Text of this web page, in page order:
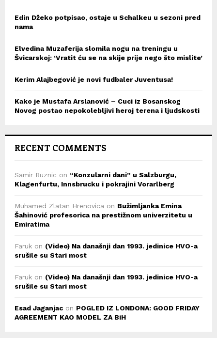
Edin Džeko potpisao, ostaje u Schalkeu u sezoni pred
nama
Elvedina Muzaferija slomila nogu na treningu u
Švicarskoj: ‘Vratit ću se na skije prije nego što mislite’
Kerim Alajbegović je novi fudbaler Juventusa!
Kako je Mustafa Arslanović – Cuci iz Bosanskog
Novog postao nepokolebljivi heroj terena i ljudskosti
RECENT COMMENTS
Samir Ruznic on “Konzularni dani” u Salzburgu,
Klagenfurtu, Innsbrucku i pokrajini Vorarlberg
Muhamed Zlatan Hrenovica on Bužimljanka Emina
Šahinović profesorica na prestižnom univerzitetu u
Emiratima
Faruk on (Video) Na današnji dan 1993. jedinice HVO-a
srušile su Stari most
Faruk on (Video) Na današnji dan 1993. jedinice HVO-a
srušile su Stari most
Esad Jaganjac on POGLED IZ LONDONA: GOOD FRIDAY
AGREEMENT KAO MODEL ZA BiH